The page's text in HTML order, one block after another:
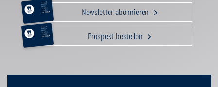
RELAX &
BEAUTY
AKTIV
GENUSS
FAMILIE
GUTSCHEIN Newsletter abonnieren
RELAX &
BEAUTY
AKTIV
GENUSS
FAMILIE
GUTSCHEIN Prospekt bestellen